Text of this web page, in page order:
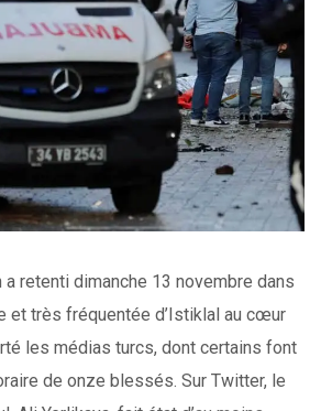
retenti dimanche 13 novembre dans
et très fréquentée d’Istiklal au cœur
les médias turcs, dont certains font
de onze blessés. Sur Twitter, le